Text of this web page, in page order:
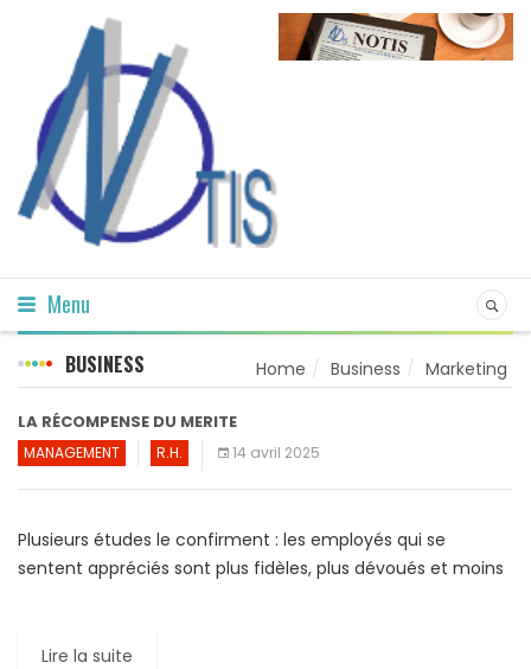
Menu
BUSINESS Home Business Marketing
LA RÉCOMPENSE DU MERITE
MANAGEMENT R.H. 14 avril 2025
Plusieurs études le confirment : les employés qui se
sentent appréciés sont plus fidèles, plus dévoués et moins
Lire la suite